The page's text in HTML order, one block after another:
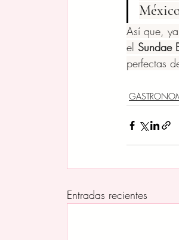
Así que,
el Sundae
perfectas
Entradas recientes